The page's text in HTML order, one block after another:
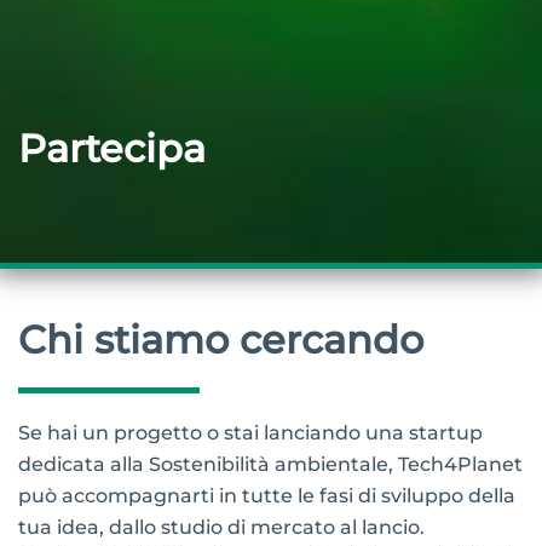
Partecipa
Chi stiamo cercando
Se hai un progetto o stai lanciando una startup
dedicata alla Sostenibilità ambientale, Tech4Planet
può accompagnarti in tutte le fasi di sviluppo della
tua idea, dallo studio di mercato al lancio.